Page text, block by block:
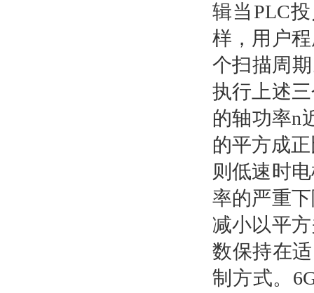
辑当PLC
样，用户
个扫描周
执行上述
的轴功率n
的平方成
则低速时
率的严重
减小以平
数保持在
制方式。